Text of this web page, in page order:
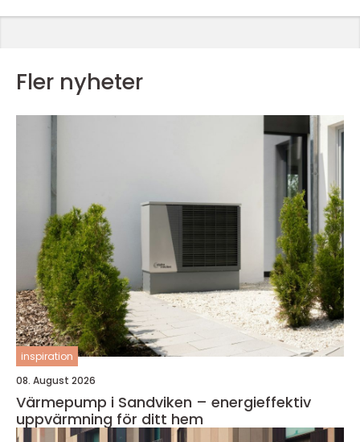
Fler nyheter
inspiration
08. August 2026
Värmepump i Sandviken – energieffektiv
uppvärmning för ditt hem